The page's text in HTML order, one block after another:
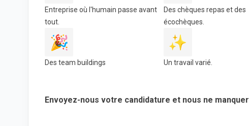
Entreprise où l'humain passe avant
tout.
Des chèques repas et des
écochèques.
🎉
Des team buildings
✨
Un travail varié.
Envoyez-nous votre candidature et nous ne